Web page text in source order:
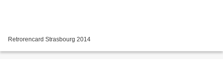
Retrorencard Strasbourg 2014